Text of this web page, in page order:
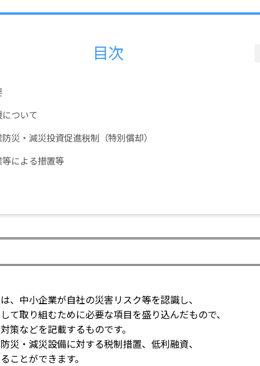
目次
ついて
災・減災投資促進税制（特別償却）
による措置等
、中小企業が自社の災害リスク等を認識し、
て取り組むために必要な項目を盛り込んだもので、
策などを記載するものです。
災・減災設備に対する税制措置、低利融資、
ことができます。